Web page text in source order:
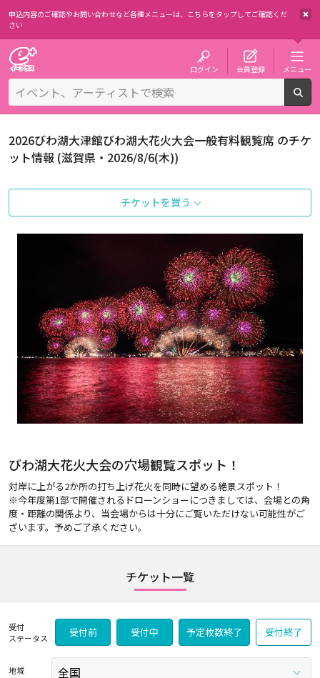
申込内容のご確認やお問い合わせなど各種メニューは、 こちらをタップしてご確認くだ
さい
ログイン 会員登録 メニュー
2026びわ湖大津館びわ湖大花火大会一般有料観覧席 のチケ
ット情報 (滋賀県・2026/8/6(木))
チケットを買う
びわ湖大花火大会の穴場観覧スポット！
対岸に上がる2か所の打ち上げ花火を同時に望める絶景スポット！
※今年度第1部で開催されるドローンショーにつきましては、会場との角
度・距離の関係より、当会場からは十分にご覧いただけない可能性がご
ざいます。予めご了承ください。
チケット一覧
受付
ステータス
受付前 受付中 予定枚数終了 受付終了
地域